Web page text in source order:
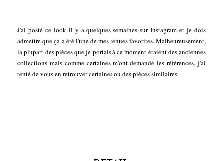
J'ai posté ce look il y a quelques semaines sur Instagram et je dois
admettre que ça a été l'une de mes tenues favorites. Malheureusement,
la plupart des pièces que je portais à ce moment étaient des anciennes
collections mais comme certaines m'ont demandé les références, j'ai
tenté de vous en retrouver certaines ou des pièces similaires.